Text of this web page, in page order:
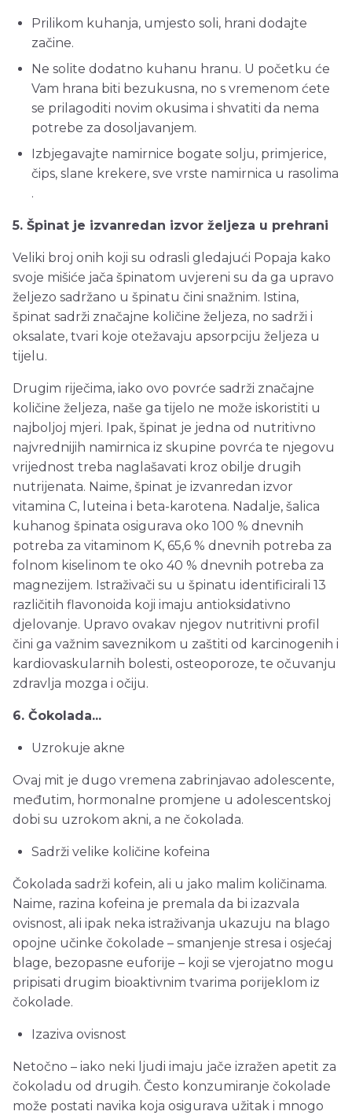
Prilikom kuhanja, umjesto soli, hrani dodajte
začine.
Ne solite dodatno kuhanu hranu. U početku će
Vam hrana biti bezukusna, no s vremenom ćete
se prilagoditi novim okusima i shvatiti da nema
potrebe za dosoljavanjem.
Izbjegavajte namirnice bogate solju, primjerice,
čips, slane krekere, sve vrste namirnica u rasolima
.
5. Špinat je izvanredan izvor željeza u prehrani
Veliki broj onih koji su odrasli gledajući Popaja kako
svoje mišiće jača špinatom uvjereni su da ga upravo
željezo sadržano u špinatu čini snažnim. Istina,
špinat sadrži značajne količine željeza, no sadrži i
oksalate, tvari koje otežavaju apsorpciju željeza u
tijelu.
Drugim riječima, iako ovo povrće sadrži značajne
količine željeza, naše ga tijelo ne može iskoristiti u
najboljoj mjeri. Ipak, špinat je jedna od nutritivno
najvrednijih namirnica iz skupine povrća te njegovu
vrijednost treba naglašavati kroz obilje drugih
nutrijenata. Naime, špinat je izvanredan izvor
vitamina C, luteina i beta-karotena. Nadalje, šalica
kuhanog špinata osigurava oko 100 % dnevnih
potreba za vitaminom K, 65,6 % dnevnih potreba za
folnom kiselinom te oko 40 % dnevnih potreba za
magnezijem. Istraživači su u špinatu identificirali 13
različitih flavonoida koji imaju antioksidativno
djelovanje. Upravo ovakav njegov nutritivni profil
čini ga važnim saveznikom u zaštiti od karcinogenih i
kardiovaskularnih bolesti, osteoporoze, te očuvanju
zdravlja mozga i očiju.
6. Čokolada...
Uzrokuje akne
Ovaj mit je dugo vremena zabrinjavao adolescente,
međutim, hormonalne promjene u adolescentskoj
dobi su uzrokom akni, a ne čokolada.
Sadrži velike količine kofeina
Čokolada sadrži kofein, ali u jako malim količinama.
Naime, razina kofeina je premala da bi izazvala
ovisnost, ali ipak neka istraživanja ukazuju na blago
opojne učinke čokolade – smanjenje stresa i osjećaj
blage, bezopasne euforije – koji se vjerojatno mogu
pripisati drugim bioaktivnim tvarima porijeklom iz
čokolade.
Izaziva ovisnost
Netočno – iako neki ljudi imaju jače izražen apetit za
čokoladu od drugih. Često konzumiranje čokolade
može postati navika koja osigurava užitak i mnogo